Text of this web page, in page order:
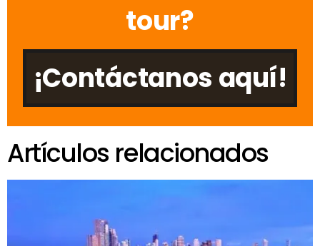
tour?
¡Contáctanos aquí!
Artículos relacionados